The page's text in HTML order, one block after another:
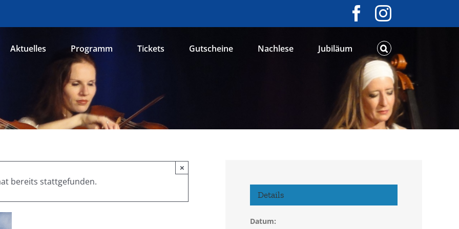
Facebook
Instagram
Aktuelles Programm Tickets Gutscheine Nachlese Jubiläum
bereits stattgefunden.
×
Details
Datum: